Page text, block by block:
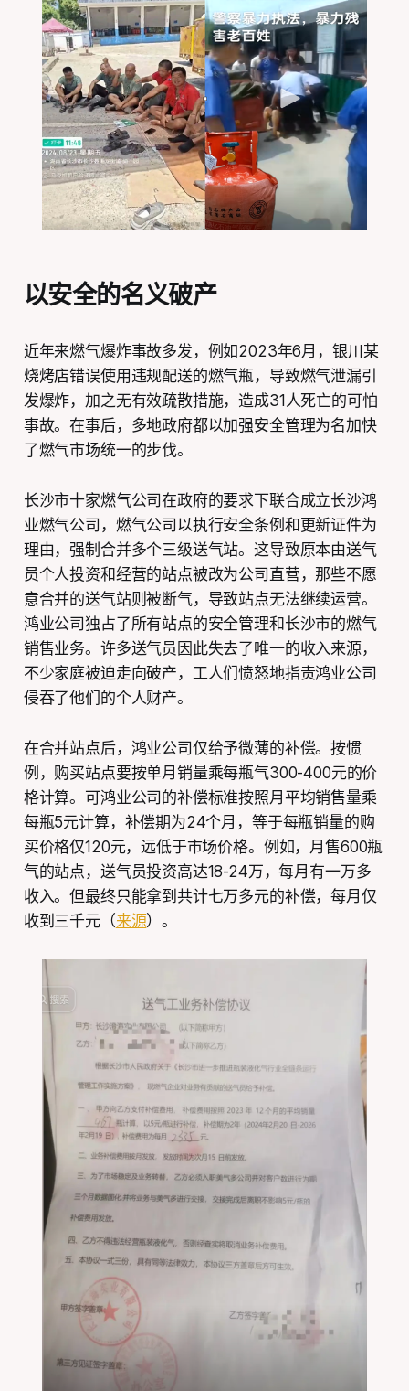
以安全的名义破产
近年来燃气爆炸事故多发，例如2023年6月，银川某
烧烤店错误使用违规配送的燃气瓶，导致燃气泄漏引
发爆炸，加之无有效疏散措施，造成31人死亡的可怕
事故。在事后，多地政府都以加强安全管理为名加快
了燃气市场统一的步伐。
长沙市十家燃气公司在政府的要求下联合成立长沙鸿
业燃气公司，燃气公司以执行安全条例和更新证件为
理由，强制合并多个三级送气站。这导致原本由送气
员个人投资和经营的站点被改为公司直营，那些不愿
意合并的送气站则被断气，导致站点无法继续运营。
鸿业公司独占了所有站点的安全管理和长沙市的燃气
销售业务。许多送气员因此失去了唯一的收入来源，
不少家庭被迫走向破产，工人们愤怒地指责鸿业公司
侵吞了他们的个人财产。
在合并站点后，鸿业公司仅给予微薄的补偿。按惯
例，购买站点要按单月销量乘每瓶气300-400元的价
格计算。可鸿业公司的补偿标准按照月平均销售量乘
每瓶5元计算，补偿期为24个月，等于每瓶销量的购
买价格仅120元，远低于市场价格。例如，月售600瓶
气的站点，送气员投资高达18-24万，每月有一万多
收入。但最终只能拿到共计七万多元的补偿，每月仅
收到三千元（来源）。